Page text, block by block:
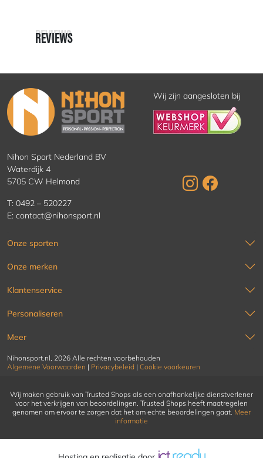
REVIEWS
REVIEWS
Wij zijn aangesloten bij
Nihon Sport Nederland BV
Waterdijk 4
5705 CW Helmond
T: 0492 – 520227
E: contact@nihonsport.nl
Onze sporten
Onze merken
Klantenservice
Personaliseren
Meer
Nihonsport.nl, 2026 Alle rechten voorbehouden
Algemene Voorwaarden | Privacybeleid | Cookie voorkeuren
Wij maken gebruik van Trusted Shops als een onafhankelijke dienstverlener
voor het verkrijgen van beoordelingen. Trusted Shops heeft maatregelen
genomen om ervoor te zorgen dat het om echte beoordelingen gaat. Meer
informatie